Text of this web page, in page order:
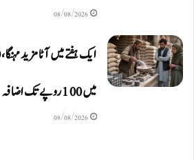
08/08/2026
میں 100 روپے تک اضافہ
08/08/2026